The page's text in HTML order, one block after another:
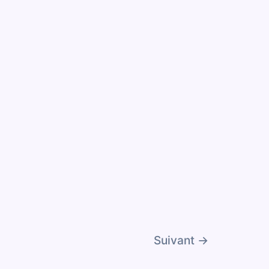
Suivant →